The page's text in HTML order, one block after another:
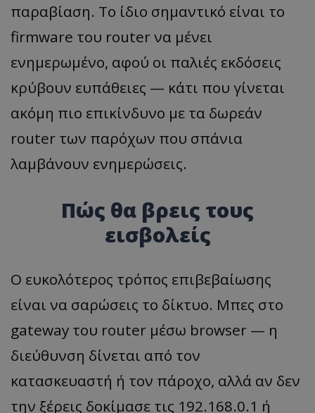
παραβίαση. Το ίδιο σημαντικό είναι το
firmware του router να μένει
ενημερωμένο, αφού οι παλιές εκδόσεις
κρύβουν ευπάθειες — κάτι που γίνεται
ακόμη πιο επικίνδυνο με τα δωρεάν
router των παρόχων που σπάνια
λαμβάνουν ενημερώσεις.
Πώς θα βρεις τους
εισβολείς
Ο ευκολότερος τρόπος επιβεβαίωσης
είναι να σαρώσεις το δίκτυο. Μπες στο
gateway του router μέσω browser — η
διεύθυνση δίνεται από τον
κατασκευαστή ή τον πάροχο, αλλά αν δεν
την ξέρεις δοκίμασε τις 192.168.0.1 ή